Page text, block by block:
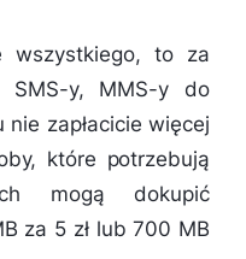
wszystkiego, to za
SMS-y, MMS-y do
zapłacicie więcej
które potrzebują
mogą dokupić
za 5 zł lub 700 MB